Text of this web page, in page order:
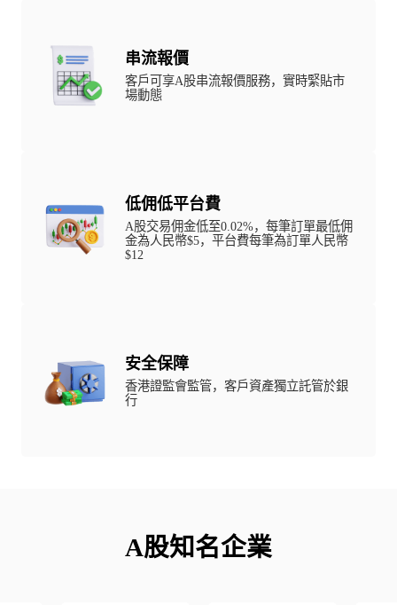
串流報價
客戶可享A股串流報價服務，實時緊貼市
場動態
低佣低平台費
A股交易佣金低至0.02%，每筆訂單最低佣
金為人民幣$5，平台費每筆為訂單人民幣
$12
安全保障
香港證監會監管，客戶資產獨立託管於銀
行
A股知名企業